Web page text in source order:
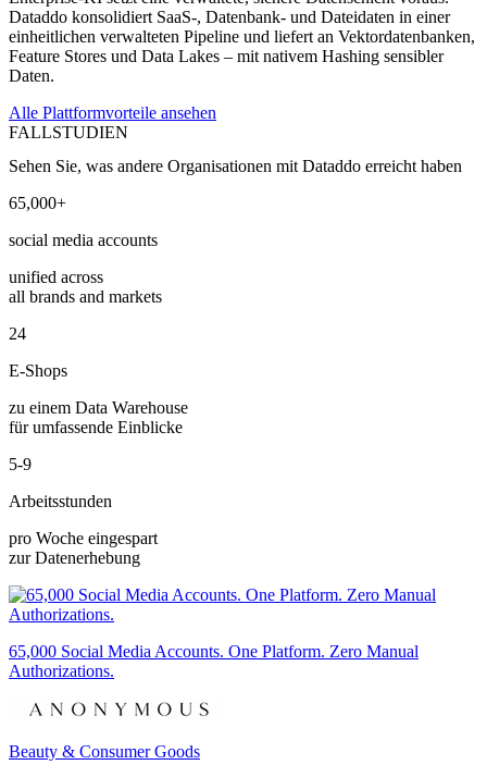
Dataddo konsolidiert SaaS-, Datenbank- und Dateidaten in einer
einheitlichen verwalteten Pipeline und liefert an Vektordatenbanken,
Feature Stores und Data Lakes – mit nativem Hashing sensibler
Daten.
Alle Plattformvorteile ansehen
FALLSTUDIEN
Sehen Sie, was andere Organisationen mit Dataddo erreicht haben
65,000+
social media accounts
unified across
all brands and markets
24
E-Shops
zu einem Data Warehouse
für umfassende Einblicke
5-9
Arbeitsstunden
pro Woche eingespart
zur Datenerhebung
65,000 Social Media Accounts. One Platform. Zero Manual
Authorizations.
Beauty & Consumer Goods